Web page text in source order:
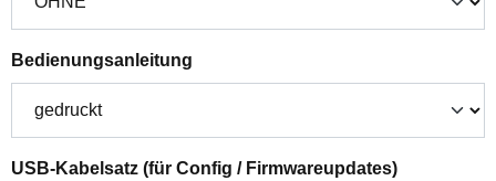
Bedienungsanleitung
USB-Kabelsatz (für Config / Firmwareupdates)auswählen